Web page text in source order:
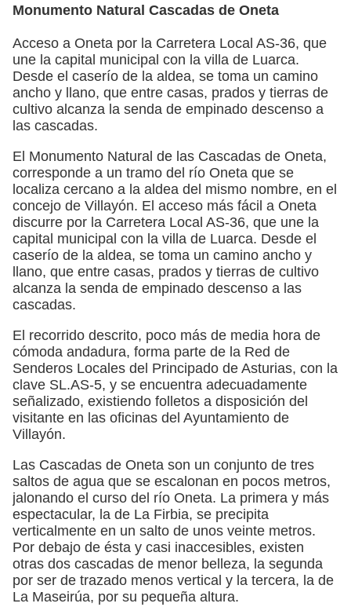
Monumento Natural Cascadas de Oneta
Acceso a Oneta por la Carretera Local AS-36, que
une la capital municipal con la villa de Luarca.
Desde el caserío de la aldea, se toma un camino
ancho y llano, que entre casas, prados y tierras de
cultivo alcanza la senda de empinado descenso a
las cascadas.
El Monumento Natural de las Cascadas de Oneta,
corresponde a un tramo del río Oneta que se
localiza cercano a la aldea del mismo nombre, en el
concejo de Villayón. El acceso más fácil a Oneta
discurre por la Carretera Local AS-36, que une la
capital municipal con la villa de Luarca. Desde el
caserío de la aldea, se toma un camino ancho y
llano, que entre casas, prados y tierras de cultivo
alcanza la senda de empinado descenso a las
cascadas.
El recorrido descrito, poco más de media hora de
cómoda andadura, forma parte de la Red de
Senderos Locales del Principado de Asturias, con la
clave SL.AS-5, y se encuentra adecuadamente
señalizado, existiendo folletos a disposición del
visitante en las oficinas del Ayuntamiento de
Villayón.
Las Cascadas de Oneta son un conjunto de tres
saltos de agua que se escalonan en pocos metros,
jalonando el curso del río Oneta. La primera y más
espectacular, la de La Firbia, se precipita
verticalmente en un salto de unos veinte metros.
Por debajo de ésta y casi inaccesibles, existen
otras dos cascadas de menor belleza, la segunda
por ser de trazado menos vertical y la tercera, la de
La Maseirúa, por su pequeña altura.